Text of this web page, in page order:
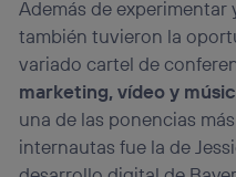
Además de experimentar
también tuvieron la
variado cartel de
marketing, vídeo y
una de las ponencias
internautas fue la de
información de la cuenta
telecomunicaciones
(p. ej., número de teléfono
Este identificador se
lo que cualquier persona
consienta el uso de la
identificador. Típicamente: